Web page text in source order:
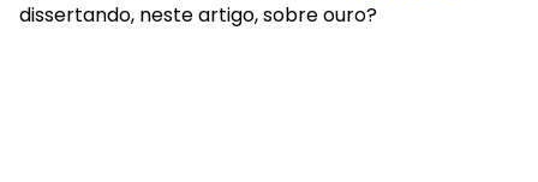
dissertando, neste artigo, sobre ouro?